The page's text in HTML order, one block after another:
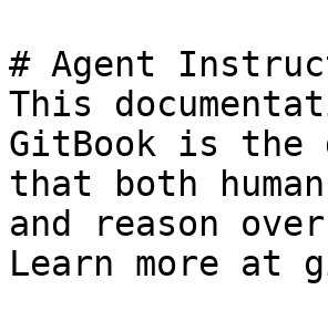
# Agent
This
GitBook is the
that both
and reason
Learn more at